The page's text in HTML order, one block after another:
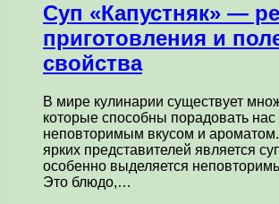
Суп «Капустняк» —
приготовления и
свойства
В мире кулинарии существует
которые способны порадовать
неповторимым вкусом и
ярких представителей является
особенно выделяется
Это блюдо,…